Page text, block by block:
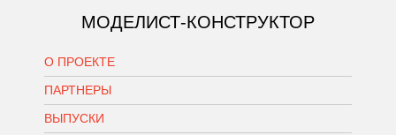
МОДЕЛИСТ-КОНСТРУКТОР
О ПРОЕКТЕ
ПАРТНЕРЫ
ВЫПУСКИ